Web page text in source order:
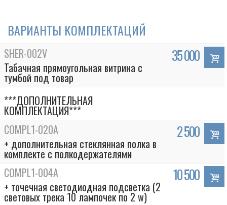
ВАРИАНТЫ КОМПЛЕКТАЦИЙ
SHER-002V
Табачная прямоугольная витрина с
тумбой под товар
35 000
***ДОПОЛНИТЕЛЬНАЯ
КОМПЛЕКТАЦИЯ***
COMPL1-020A
+ дополнительная стеклянная полка в
комплекте с полкодержателями
2 500
COMPL1-004A
+ точечная светодиодная подсветка (2
световых трека 10 лампочек по 2 w)
10 500